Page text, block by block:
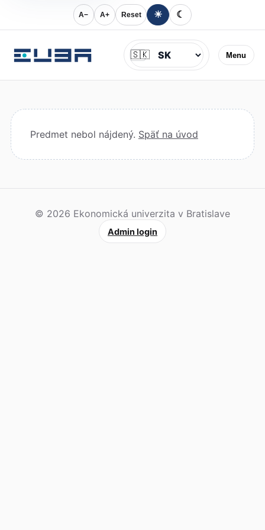
A− A+ Reset ☀ ☾
Menu
Jazyk
🇸🇰
Predmet nebol nájdený. Späť na úvod
© 2026 Ekonomická univerzita v Bratislave
Admin login